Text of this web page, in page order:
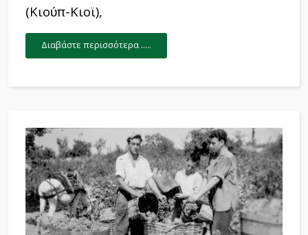
(Κιούπ-Κιοϊ),
Διαβάστε περισσότερα .....